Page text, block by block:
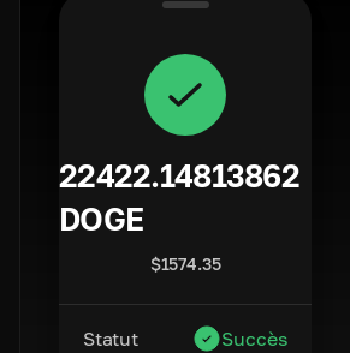
22422.14813862
DOGE
$1574.35
Statut Succès